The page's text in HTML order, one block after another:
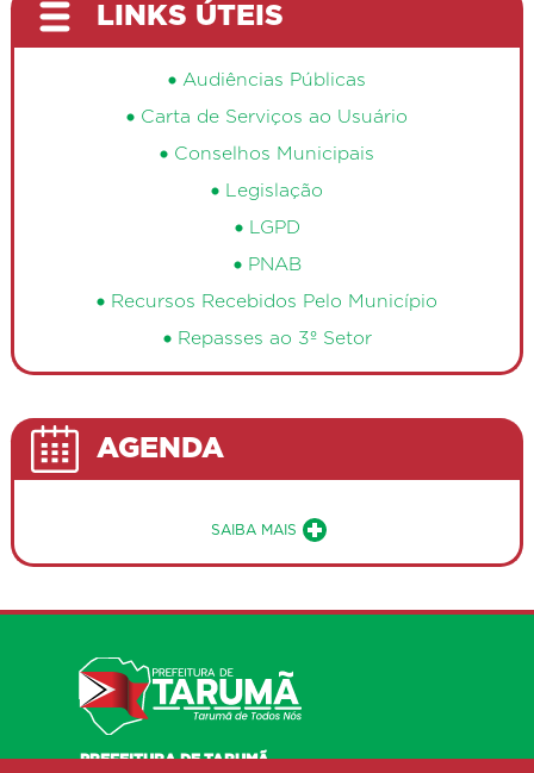
LINKS ÚTEIS
Audiências Públicas
Carta de Serviços ao Usuário
Conselhos Municipais
Legislação
LGPD
PNAB
Recursos Recebidos Pelo Município
Repasses ao 3º Setor
AGENDA
SAIBA MAIS Sobre a Agenda de Eventos
PREFEITURA DE TARUMÃ